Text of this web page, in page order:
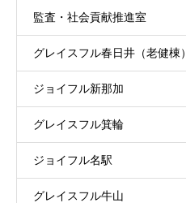
監査・社会貢献推進室
グレイスフル春日井（老健棟）
ジョイフル新那加
グレイスフル箕輪
ジョイフル名駅
グレイスフル牛山